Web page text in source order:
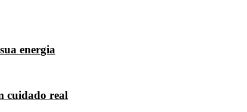
energia
cuidado real